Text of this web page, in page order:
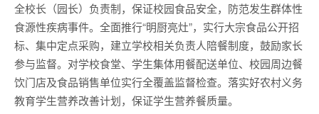
全校长（园长）负责制，保证校园食品安全，防范发生群体性
食源性疾病事件。全面推行“明厨亮灶”，实行大宗食品公开招
标、集中定点采购，建立学校相关负责人陪餐制度，鼓励家长
参与监督。对学校食堂、学生集体用餐配送单位、校园周边餐
饮门店及食品销售单位实行全覆盖监督检查。落实好农村义务
教育学生营养改善计划，保证学生营养餐质量。